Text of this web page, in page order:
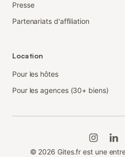
Presse
Partenariats d'affiliation
Location
Pour les hôtes
Pour les agences (30+ biens)
© 2026 Gites.fr est une